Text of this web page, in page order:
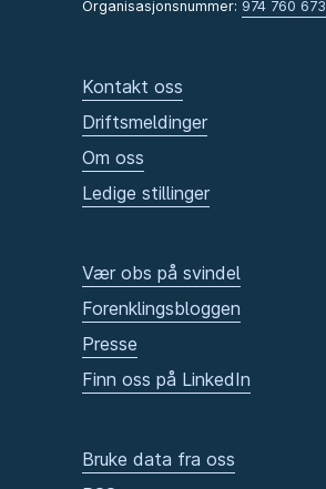
Organisasjonsnummer: 974 760 673
Kontakt oss
Driftsmeldinger
Om oss
Ledige stillinger
Vær obs på svindel
Forenklingsbloggen
Presse
Finn oss på LinkedIn
Bruke data fra oss